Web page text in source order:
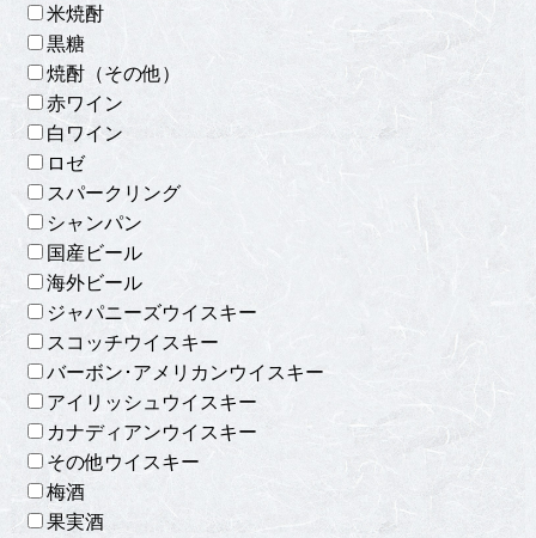
米焼酎
黒糖
焼酎（その他）
赤ワイン
白ワイン
ロゼ
スパークリング
シャンパン
国産ビール
海外ビール
ジャパニーズウイスキー
スコッチウイスキー
バーボン･アメリカンウイスキー
アイリッシュウイスキー
カナディアンウイスキー
その他ウイスキー
梅酒
果実酒